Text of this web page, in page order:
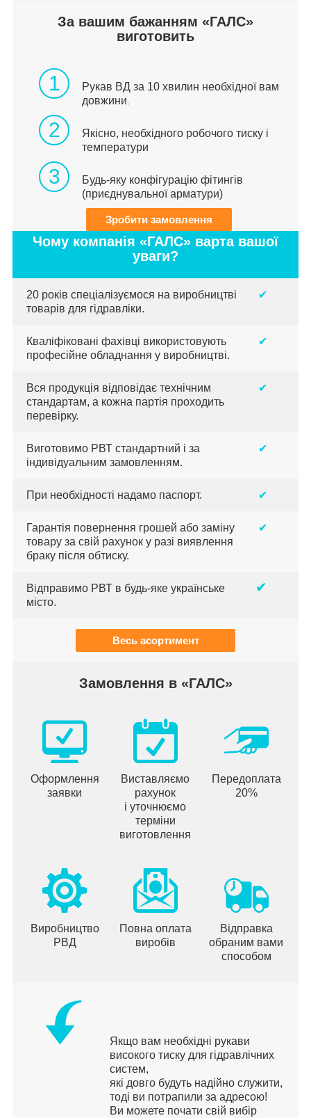
За вашим бажанням «ГАЛС»
виготовить
1
Рукав ВД за 10 хвилин необхідної вам
довжини.
2
Якісно, необхідного робочого тиску і
температури
3
Будь-яку конфігурацію фітингів
(приєднувальної арматури)
Зробити замовлення
Чому компанія «ГАЛС» варта вашої
уваги?
20 років спеціалізуємося на виробництві
товарів для гідравліки.
✔
Кваліфіковані фахівці використовують
професійне обладнання у виробництві.
✔
Вся продукція відповідає технічним
стандартам, а кожна партія проходить
перевірку.
✔
Виготовимо РВТ стандартний і за
індивідуальним замовленням.
✔
При необхідності надамо паспорт. ✔
Гарантія повернення грошей або заміну
товару за свій рахунок у разі виявлення
браку після обтиску.
✔
Відправимо РВТ в будь-яке українське
місто.
✔
Весь асортимент
Замовлення в «ГАЛС»
Оформлення
заявки
Виставляємо
рахунок
і уточнюємо
терміни
виготовлення
Передоплата
20%
Виробництво
РВД
Повна оплата
виробів
Відправка
обраним вами
способом
Якщо вам необхідні рукави
високого тиску для гідравлічних
систем,
які довго будуть надійно служити,
тоді ви потрапили за адресою!
Ви можете почати свій вибір